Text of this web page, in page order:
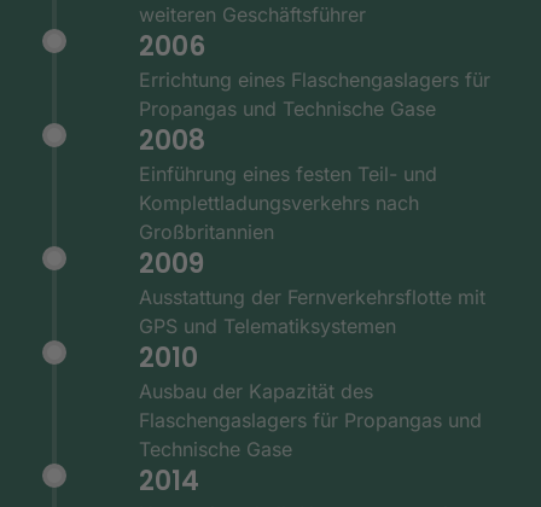
weiteren Geschäftsführer
2006
Errichtung eines Flaschengaslagers für
Propangas und Technische Gase
2008
Einführung eines festen Teil- und
Komplettladungsverkehrs nach
Großbritannien
2009
Ausstattung der Fernverkehrsflotte mit
GPS und Telematiksystemen
2010
Ausbau der Kapazität des
Flaschengaslagers für Propangas und
Technische Gase
2014